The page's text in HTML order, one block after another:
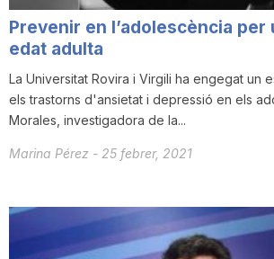
Prevenir en l’adolescència per
edat adulta
La Universitat Rovira i Virgili ha engegat un
els trastorns d'ansietat i depressió en els
Morales, investigadora de la...
Marina Pérez - 25 febrer, 2021